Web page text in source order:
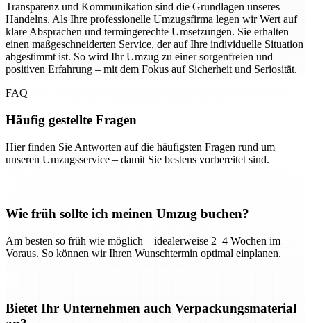
Transparenz und Kommunikation sind die Grundlagen unseres
Handelns. Als Ihre professionelle Umzugsfirma legen wir Wert auf
klare Absprachen und termingerechte Umsetzungen. Sie erhalten
einen maßgeschneiderten Service, der auf Ihre individuelle Situation
abgestimmt ist. So wird Ihr Umzug zu einer sorgenfreien und
positiven Erfahrung – mit dem Fokus auf Sicherheit und Seriosität.
FAQ
Häufig gestellte Fragen
Hier finden Sie Antworten auf die häufigsten Fragen rund um
unseren Umzugsservice – damit Sie bestens vorbereitet sind.
Wie früh sollte ich meinen Umzug buchen?
Am besten so früh wie möglich – idealerweise 2–4 Wochen im
Voraus. So können wir Ihren Wunschtermin optimal einplanen.
Bietet Ihr Unternehmen auch Verpackungsmaterial